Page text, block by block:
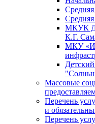
МКУК
К.Г.
МКУ
Массовые
Перечень
и
Перечень